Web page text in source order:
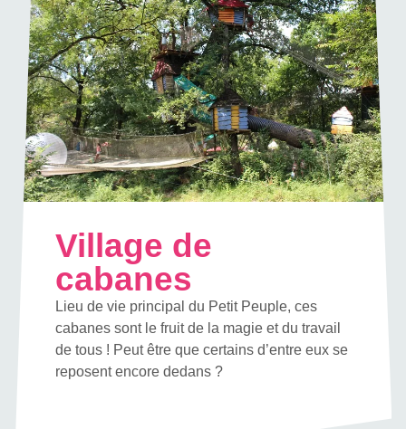
Village de
cabanes
Lieu de vie principal du Petit Peuple, ces
cabanes sont le fruit de la magie et du travail
de tous ! Peut être que certains d’entre eux se
reposent encore dedans ?